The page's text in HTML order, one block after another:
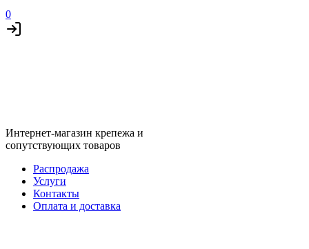
0
Интернет-магазин крепежа и
сопутствующих товаров
Распродажа
Услуги
Контакты
Оплата и доставка